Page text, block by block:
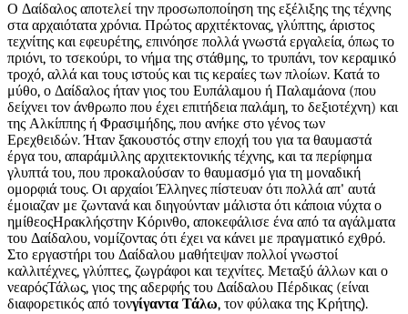
Ο Δαίδαλος αποτελεί την προσωποποίηση της εξέλιξης της τέχνης
στα αρχαιότατα χρόνια. Πρώτος αρχιτέκτονας, γλύπτης, άριστος
τεχνίτης και εφευρέτης, επινόησε πολλά γνωστά εργαλεία, όπως το
πριόνι, το τσεκούρι, το νήμα της στάθμης, το τρυπάνι, τον κεραμικό
τροχό, αλλά και τους ιστούς και τις κεραίες των πλοίων. Κατά το
μύθο, ο Δαίδαλος ήταν γιος του Ευπάλαμου ή Παλαμάονα (που
δείχνει τον άνθρωπο που έχει επιτήδεια παλάμη, το δεξιοτέχνη) και
της Αλκίππης ή Φρασιμήδης, που ανήκε στο γένος των
Ερεχθειδών. Ήταν ξακουστός στην εποχή του για τα θαυμαστά
έργα του, απαράμιλλης αρχιτεκτονικής τέχνης, και τα περίφημα
γλυπτά του, που προκαλούσαν το θαυμασμό για τη μοναδική
ομορφιά τους. Οι αρχαίοι Έλληνες πίστευαν ότι πολλά απ' αυτά
έμοιαζαν με ζωντανά και διηγούνταν μάλιστα ότι κάποια νύχτα ο
ημίθεοςΗρακλήςστην Κόρινθο, αποκεφάλισε ένα από τα αγάλματα
του Δαίδαλου, νομίζοντας ότι έχει να κάνει με πραγματικό εχθρό.
Στο εργαστήρι του Δαίδαλου μαθήτεψαν πολλοί γνωστοί
καλλιτέχνες, γλύπτες, ζωγράφοι και τεχνίτες. Μεταξύ άλλων και ο
νεαρόςΤάλως, γιος της αδερφής του Δαίδαλου Πέρδικας (είναι
διαφορετικός από τονγίγαντα Τάλω, τον φύλακα της Κρήτης).